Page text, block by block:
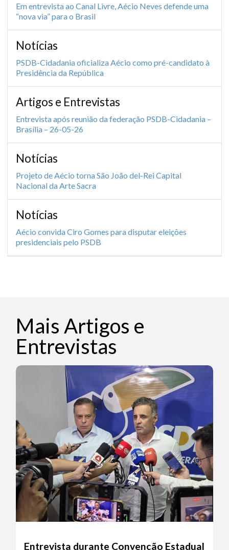
Em entrevista ao Canal Livre, Aécio Neves defende uma
“nova via” para o Brasil
Notícias
PSDB-Cidadania oficializa Aécio como pré-candidato à
Presidência da República
Artigos e Entrevistas
Entrevista após reunião da federação PSDB-Cidadania –
Brasília – 26-05-26
Notícias
Projeto de Aécio torna São João del-Rei Capital
Nacional da Arte Sacra
Notícias
Aécio convida Ciro Gomes para disputar eleições
presidenciais pelo PSDB
Mais Artigos e
Entrevistas
Entrevista durante Convenção Estadual